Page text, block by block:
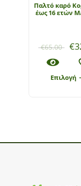
Παλτό καρό
έως 16 ετών
€65.00 €
Επιλογή